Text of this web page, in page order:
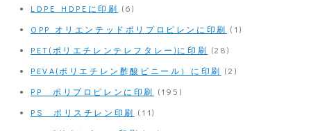
LDPE HDPEに印刷 (6)
OPP オリエンテッドポリプロピレンに印刷 (1)
PET(ポリエチレンテレフタレー)に印刷 (28)
PEVA(ポリエチレン酢酸ビニール）に印刷 (2)
PP ポリプロピレンに印刷 (195)
PS ポリスチレン印刷 (11)